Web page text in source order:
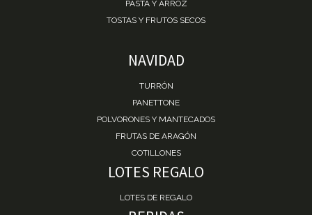
PASTA Y ARROZ
TOSTAS Y FRUTOS SECOS
NAVIDAD
TURRÓN
PANETTONE
POLVORONES Y MANTECADOS
FRUTAS DE ARAGÓN
COTILLONES
LOTES REGALO
LOTES DE REGALO